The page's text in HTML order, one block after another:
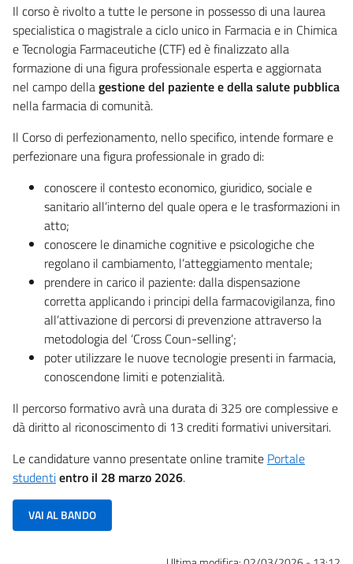
Il corso è rivolto a tutte le persone in possesso di una laurea
specialistica o magistrale a ciclo unico in Farmacia e in Chimica
e Tecnologia Farmaceutiche (CTF) ed è finalizzato alla
formazione di una figura professionale esperta e aggiornata
nel campo dellagestione del paziente e della salute pubblica
nella farmacia di comunità.
Il Corso di perfezionamento, nello specifico, intende formare e
perfezionare una figura professionale in grado di:
conoscere il contesto economico, giuridico, sociale e
sanitario all’interno del quale opera e le trasformazioni in
atto;
conoscere le dinamiche cognitive e psicologiche che
regolano il cambiamento, l’atteggiamento mentale;
prendere in carico il paziente: dalla dispensazione
corretta applicando i principi della farmacovigilanza, fino
all’attivazione di percorsi di prevenzione attraverso la
metodologia del ‘Cross Coun-selling’;
poter utilizzare le nuove tecnologie presenti in farmacia,
conoscendone limiti e potenzialità.
Il percorso formativo avrà una durata di 325 ore complessive e
dà diritto al riconoscimento di 13 crediti formativi universitari.
Le candidature vanno presentate online tramite Portale
studentientro il 28 marzo 2026.
VAI AL BANDO